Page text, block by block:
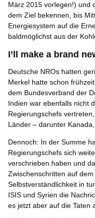
März 2015 vorlegen!) und
dem Ziel bekennen, bis
Energiesystem auf die
baldmöglichst aus der
I’ll make a brand
Deutsche NROs hatten
Merkel hatte schon
dem Bundesverband der
Indien war ebenfalls nicht
Regierungschefs
Länder – darunter
Dennoch: In der Summe
Regierungschefs sich
verschrieben haben und
Zwischenschritten auf
Selbstverständlichkeit in
ISIS und Syrien die
es jetzt aber auf die Taten